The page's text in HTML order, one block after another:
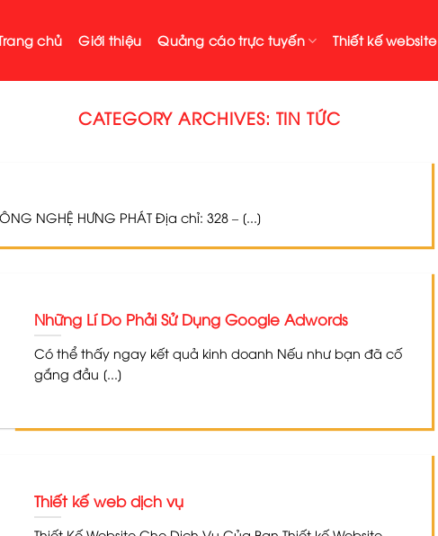
chủ Giới thiệu Quảng cáo trực tuyến Thiết kế website
CATEGORY ARCHIVES: TIN TỨC
NGHỆ HƯNG PHÁT Địa chỉ: 328 – [...]
Những Lí Do Phải Sử Dụng Google Adwords
Có thể thấy ngay kết quả kinh doanh Nếu như bạn đã cố
gắng đầu [...]
Thiết kế web dịch vụ